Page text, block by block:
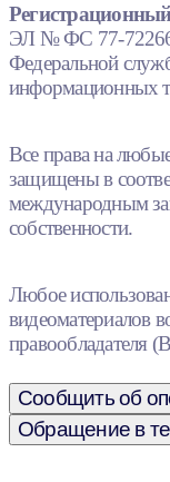
ЭЛ № ФС 77-72266
Федеральной
информационных
Все права на
защищены в
международным
собственности.
Любое
видеоматериалов
правообладателя
Сообщить об
Обращение в